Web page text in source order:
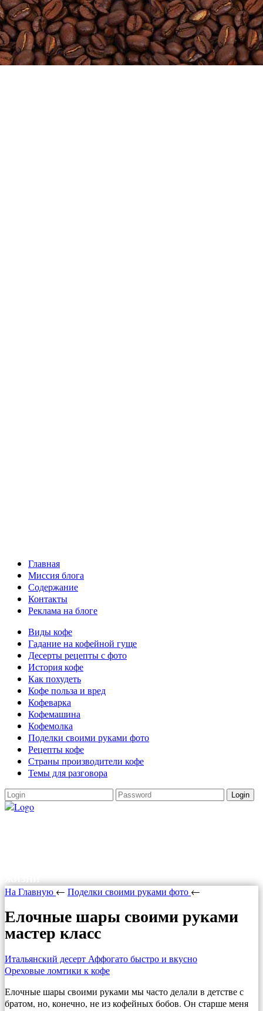
Главная
Миссия блога
Содержание
Контакты
Реклама на блоге
Виды кофе
Гадание на кофейной гуще
Десерты рецепты с фото
История кофе
Как похудеть
Кофе польза и вред
Кофеварка
Кофемашина
Кофемолка
Поделки своими руками фото
Рецепты кофе
Страны производители кофе
Темы для разговора
Login
На Главную ← Поделки своими руками фото ←
Елочные шары своими руками
мастер класс
Итальянский десерт Аффогато быстро и вкусно
Ореховые ломтики к кофе
Елочные шары своими руками мы часто делали в детстве с
братом, но, конечно, не из кофейных бобов. Он старше меня